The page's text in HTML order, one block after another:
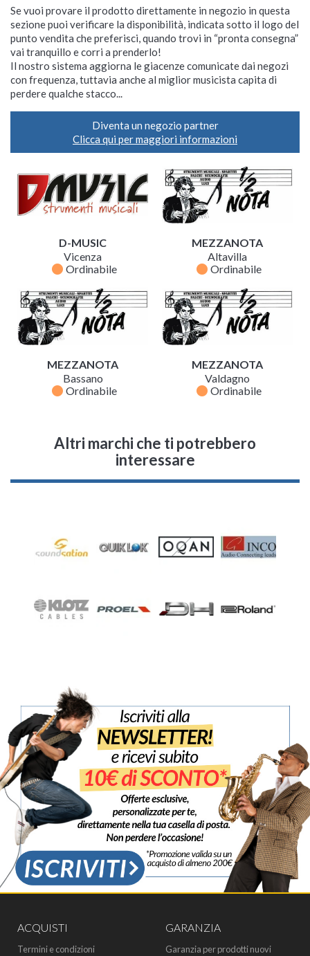
Se vuoi provare il prodotto direttamente in negozio in questa
sezione puoi verificare la disponibilità, indicata sotto il logo del
punto vendita che preferisci, quando trovi in “pronta consegna”
vai tranquillo e corri a prenderlo!
Il nostro sistema aggiorna le giacenze comunicate dai negozi
con frequenza, tuttavia anche al miglior musicista capita di
perdere qualche stacco...
Diventa un negozio partner
Clicca qui per maggiori informazioni
D-MUSIC
Vicenza
fiber_manual_record Ordinabile
MEZZANOTA
Altavilla
fiber_manual_record Ordinabile
MEZZANOTA
Bassano
fiber_manual_record Ordinabile
MEZZANOTA
Valdagno
fiber_manual_record Ordinabile
Altri marchi che ti potrebbero
interessare
ACQUISTI
Termini e condizioni
GARANZIA
Garanzia per prodotti nuovi